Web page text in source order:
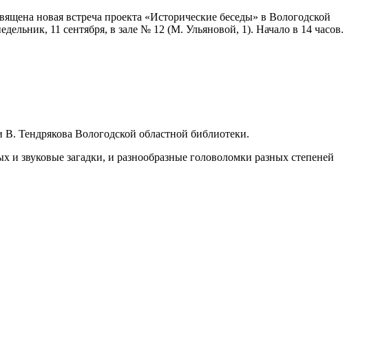
новая встреча проекта «Исторические беседы» в Вологодской
11 сентября, в зале № 12 (М. Ульяновой, 1). Начало в 14 часов.
Тендрякова Вологодской областной библиотеки.
звуковые загадки, и разнообразные головоломки разных степеней